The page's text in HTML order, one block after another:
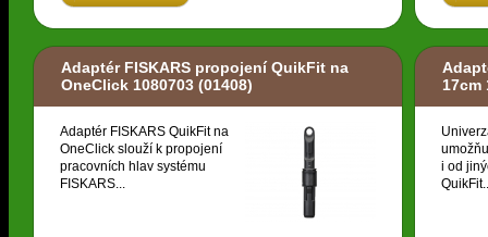
Adaptér FISKARS propojení QuikFit na
OneClick 1080703 (01408)
Adaptér FISKARS QuikFit na
OneClick slouží k propojení
pracovních hlav systému
FISKARS...
17cm
i od